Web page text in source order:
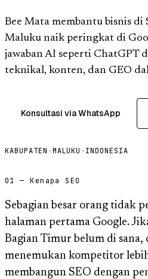
Bee Mata membantu bisnis di
Maluku naik peringkat di
jawaban AI seperti ChatGPT
teknikal, konten, dan GEO
Konsultasi via WhatsApp
KABUPATEN ·MALUKU · INDONESIA
01 — Kenapa SEO
Sebagian besar orang tidak
halaman pertama Google.
Bagian Timur belum di sana,
menemukan kompetitor
membangun SEO dengan